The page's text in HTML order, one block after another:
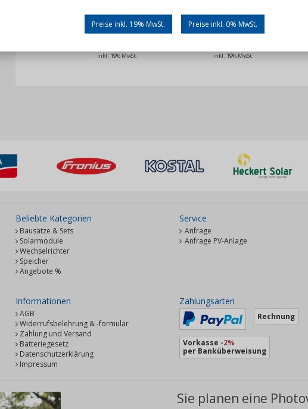
54HL4R-V 445 Watt (JKM445N-
54HL4R-V)
inkl. 19% MwSt. inkl. 19% MwSt.
Beliebte Kategorien
Bausätze & Sets
Solarmodule
Wechselrichter
Speicher
Angebote %
Service
Anfrage
Anfrage PV-Anlage
Informationen
AGB
Widerrufsbelehrung & -formular
Zahlung und Versand
Batteriegesetz
Datenschutzerklärung
Impressum
Zahlungsarten
Rechnung
Vorkasse -2%
per Banküberweisung
Sie planen eine
Preise inkl. 19% MwSt. Preise inkl. 0% MwSt.